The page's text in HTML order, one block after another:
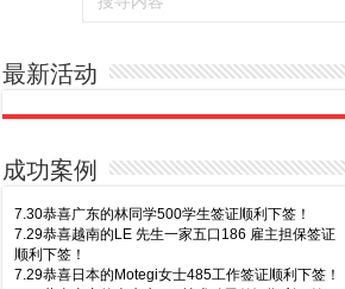
最新活动
成功案例
7.30恭喜广东的林同学500学生签证顺利下签！
7.29恭喜越南的LE 先生一家五口186 雇主担保签证
顺利下签！
7.29恭喜日本的Motegi女士485工作签证顺利下签！